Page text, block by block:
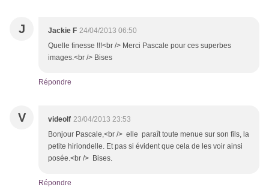
J Jackie F 24/04/2013 06:50
Quelle finesse !!!<br /> Merci Pascale pour ces superbes
images.<br /> Bises
Répondre
V videolf 23/04/2013 23:53
Bonjour Pascale,<br /> elle paraît toute menue sur son fils, la
petite hiriondelle. Et pas si évident que cela de les voir ainsi
posée.<br /> Bises.
Répondre